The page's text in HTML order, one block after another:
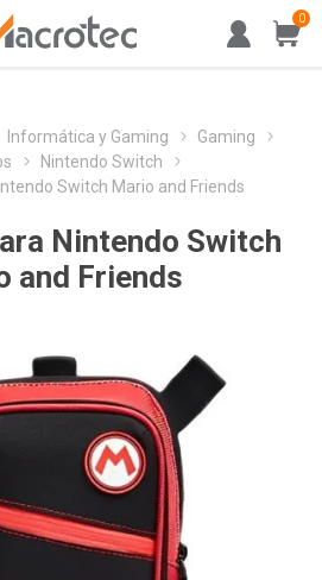
0
Informática y Gaming
Gaming
Nintendo Switch
Switch Mario and Friends
Nintendo Switch
and Friends